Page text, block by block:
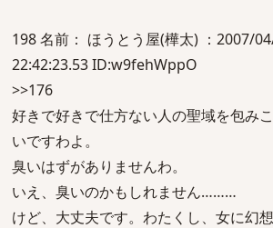
198 名前： ほうとう屋(樺太) ：2007/
22:42:23.53 ID:w9fehWppO
>>176
好きで好きで仕方ない人の聖域を包み
いですわよ。
臭いはずがありませんわ。
いえ、臭いのかもしれません………
けど、大丈夫です。わたくし、女に幻